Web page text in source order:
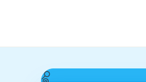
Beruf oder